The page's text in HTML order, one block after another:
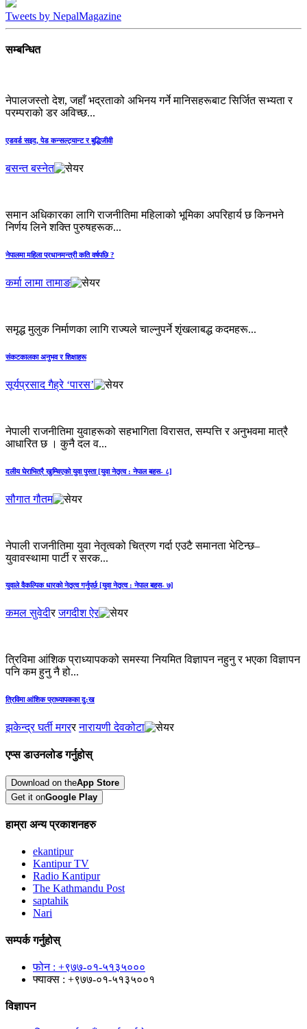
Tweets by NepalMagazine
सम्बन्धित
नेपालजस्तो देश, जहाँ भद्रताको अभिनय गर्ने मानिसहरूबाट सिर्जित सभ्यता र
परम्पराको डर अविच्छ...
एडवर्ड सइद, पेड कन्सल्ट्यान्ट र बुद्धिजीवी
बसन्त बस्नेत
समान अधिकारका लागि राजनीतिमा महिलाको भूमिका अपरिहार्य छ किनभने
निर्णय लिने शक्ति पुरुषहरूक...
नेपालमा महिला प्रधानमन्त्री कति वर्षपछि ?
कर्मा लामा तामाङ
समृद्ध मुलुक निर्माणका लागि राज्यले चाल्नुपर्ने शृंखलाबद्ध कदमहरू...
संकटकालका अनुभव र शिक्षाहरू
सूर्यप्रसाद गैह्रे ‘पारस’
नेपाली राजनीतिमा युवाहरूको सहभागिता विरासत, सम्पत्ति र अनुभवमा मात्रै
आधारित छ । कुनै दल व...
दलीय घेराभित्रै खुम्चिएको युवा पुस्ता [युवा नेतृत्व : नेपाल बहस- ८]
सौगात गौतम
नेपाली राजनीतिमा युवा नेतृत्वको चित्रण गर्दा एउटै समानता भेटिन्छ–
युवावस्थामा पार्टी र सरक...
युवाले वैकल्पिक धारको नेतृत्व गर्नुपर्छ [युवा नेतृत्व : नेपाल बहस- ७]
कमल सुवेदीरजगदीश ऐर
त्रिविमा आंशिक प्राध्यापकको समस्या नियमित विज्ञापन नहुनु र भएका विज्ञापन
पनि कम हुनु नै हो...
त्रिविमा आंशिक प्राध्यापकका दु:ख
झकेन्द्र घर्ती मगररनारायणी देवकोटा
एप्स डाउनलोड गर्नुहोस्
Download on theApp Store
Get it onGoogle Play
हाम्रा अन्य प्रकाशनहरु
ekantipur
Kantipur TV
Radio Kantipur
The Kathmandu Post
saptahik
Nari
सम्पर्क गर्नुहोस्
फोन : +९७७-०१-५१३५०००
फ्याक्स : +९७७-०१-५१३५००१
विज्ञापन